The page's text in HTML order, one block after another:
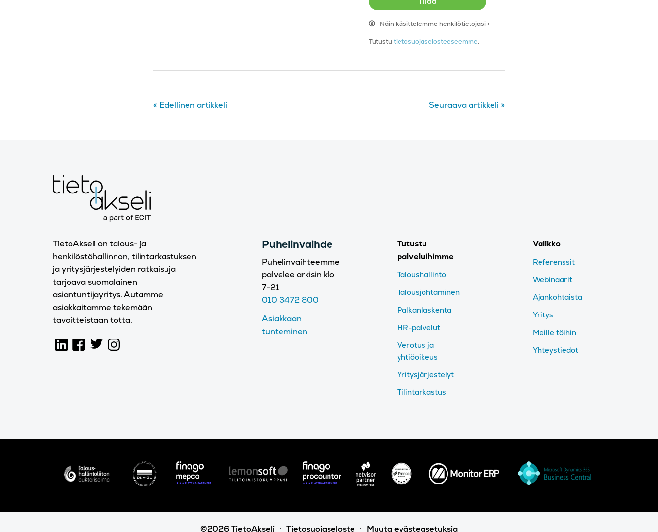
Näin käsittelemme henkilötietojasi >
Tutustu tietosuojaselosteeseemme.
« Edellinen artikkeli Seuraava artikkeli »
TietoAkseli on talous- ja
henkilöstöhallinnon, tilintarkastuksen
ja yritysjärjestelyiden ratkaisuja
tarjoava suomalainen
asiantuntijayritys. Autamme
asiakkaitamme tekemään
tavoitteistaan totta.
Puhelinvaihde
Puhelinvaihteemme
palvelee arkisin klo
7-21
010 3472 800
Asiakkaan
tunteminen
Tutustu
palveluihimme
Taloushallinto
Talousjohtaminen
Palkanlaskenta
HR-palvelut
Verotus ja
yhtiöoikeus
Yritysjärjestelyt
Tilintarkastus
Valikko
Referenssit
Webinaarit
Ajankohtaista
Yritys
Meille töihin
Yhteystiedot
©2026 TietoAkseli Tietosuojaseloste Muuta evästeasetuksia